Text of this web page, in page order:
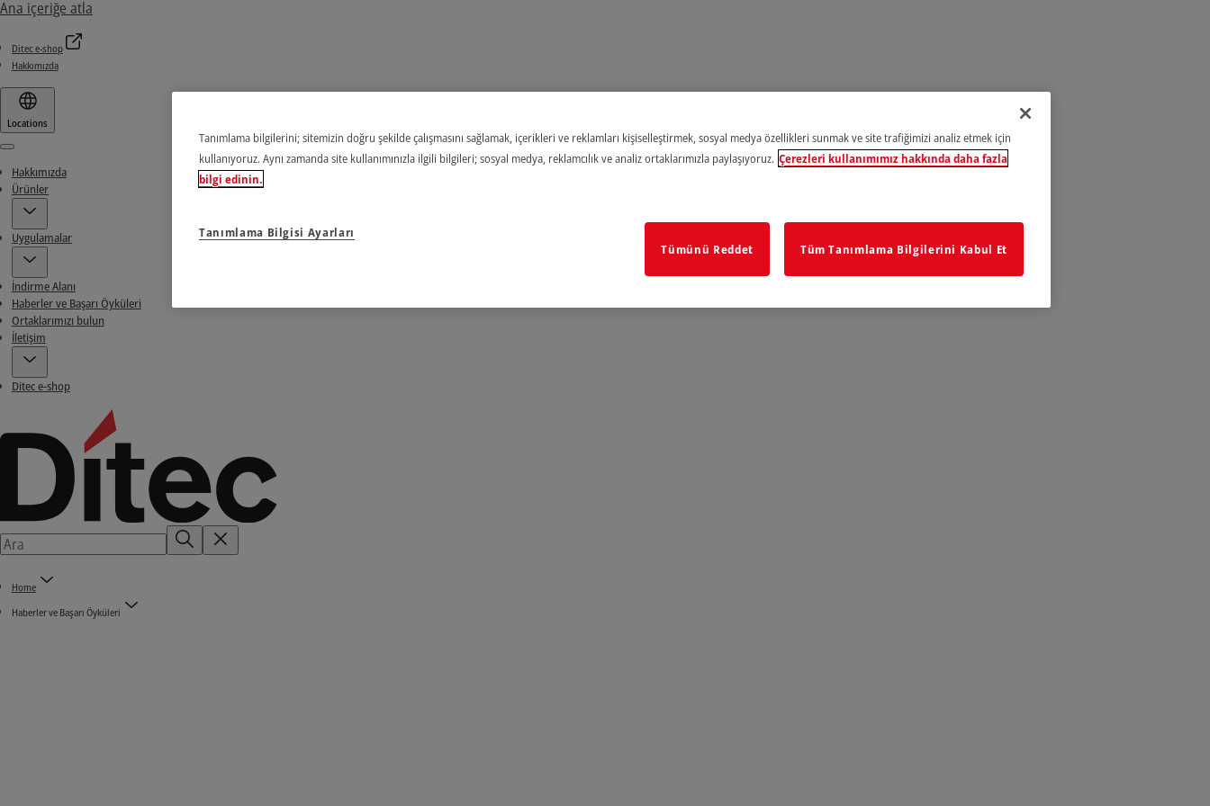
Ana içeriğe atla
Ditec e-shop
Hakkımızda
Locations
Menu
Hakkımızda
Ürünler
Uygulamalar
İndirme Alanı
Haberler ve Başarı Öyküleri
Ortaklarımızı bulun
İletişim
Ditec e-shop
Home
Haberler ve Başarı Öyküleri
Tanımlama bilgilerini; sitemizin doğru şekilde çalışmasını sağlamak, içerikleri ve reklamları kişiselleştirmek, sosyal medya özellikleri sunmak ve site trafiğimizi analiz etmek için
kullanıyoruz. Aynı zamanda site kullanımınızla ilgili bilgileri; sosyal medya, reklamcılık ve analiz ortaklarımızla paylaşıyoruz. Çerezleri kullanımımız hakkında daha fazla
bilgi edinin.
Tümünü Reddet Tüm Tanımlama Bilgilerini Kabul Et
Tanımlama Bilgisi Ayarları